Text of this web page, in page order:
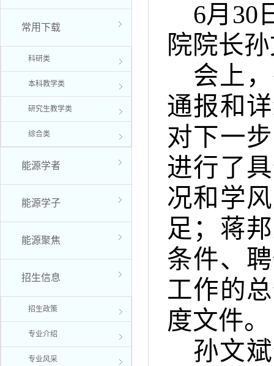
常用下载
科研类
本科教学类
研究生教学类
综合类
能源学者
能源学子
能源聚焦
招生信息
招生政策
专业介绍
专业风采
6月30
院院长
会上
通报和
对下一
进行了
况和学
足；蒋
条件、
工作的
度文件。
孙文